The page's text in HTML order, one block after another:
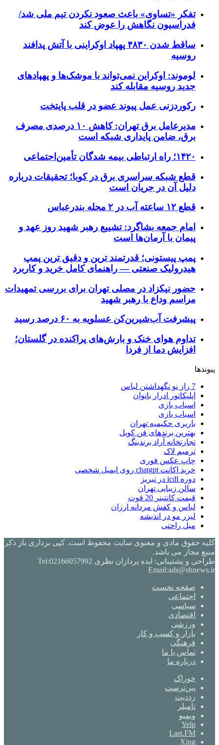
تفکر «تساوی» باعث صعود نکردن تیم ملی شد/
فدراسیون نگاهش را عوض کند
ساقط شدن ۴۸۳۰ پهپاد اوکراینی با آتش پدافند
روسیه
لوموند: اوکراین نمی‌تواند با موشک‌ها و پهپادهای
جدید روسیه مقابله کند
رکوردزنی عمل پیوند عضو در قلب پایتخت
مدیرعامل برق تهران: کاهش ۱۰ درصدی مصرف
برق، ضامن پایداری شبکه است
۱۴۲۰؛ راه ارتباطی بیمه شدگان تأمین‌اجتماعی
قطع شبکه سراسری برق در کوبا؛ تحقیقات درباره
دلیل آن در جریان است
قطع ۱۲ ساعته آب در ۲ محله بندرعباس
امام جمعه بشاگرد: تشییع رهبر شهید روز عهد و
پیمان با آرمان‌ها است
پمپ پیستونی؛ قدرتمند ترین و دقیق‌ ترین پمپ
هیدرولیک صنعتی — راهنمای کامل خرید و کاربرد
حضور نیکزاد در مصلی تهران برای بررسی تمهیدات
مراسم وداع با رهبر شهید
پیشرفت آب‌شیرین‌کن عسلویه به ۶۰ درصد رسید
تداوم هوای خنک و بارش‌های پراکنده در گلستان؛
افزایش دما از فردا
پیوندها
7 راز نو نگهداشتن لباس
اپلیکاتور ادرار بانوان
اسباب بازی
اسباب بازی
باربری حکیمیه تهران
بهترین برندهای فن کویل
تجارتخانه آراد برندینگ
ترمیم لاک
چاپ عکس فوری
خرید اکانت chatgpt روی ایمیل شخصی
دوره icdl در تبریز
سالن زیبایی تهران
قیمت کانتینر 20 فوت
لباس و کفش مردانه ارزان
لیزر مو در اندیشه
مبل راحتی
کلیه حقوق مادی و معنوی سایت محفوظ است. کپی برداری باز ذکر
منبع مجاز می باشد.
طراحی و پشتیبانی: ایده پردازان نظری Tel:02166057992
Email:ads@shnews.ir
صفحه نخست
اجتماعی
سیاسی
اقتصادی
ورزشی
بازار و کسب و کار
فرهنگی
تماس با ما
درباره ما
خوراک
‫پین‌ترست
‫رددیت
‫تامبلر
ویمیو
Yelp
Last.FM
Xing